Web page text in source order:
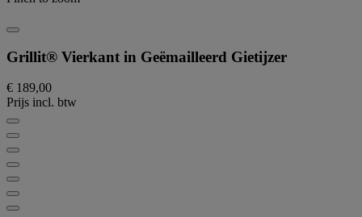
Grillit® Vierkant in Geëmailleerd Gietijzer
€ 189,00
Prijs incl. btw